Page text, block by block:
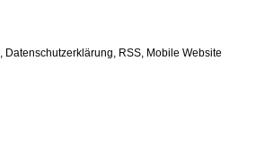
, Datenschutzerklärung, RSS,